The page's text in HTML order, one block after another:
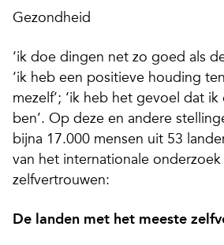
Gezondheid
‘ik doe dingen net zo goed als
‘ik heb een positieve houding
mezelf’; ‘ik heb het gevoel dat
ben’. Op deze en andere
bijna 17.000 mensen uit 53
van het internationale onderzoek
zelfvertrouwen:
De landen met het meeste